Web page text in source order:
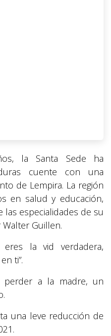
la Santa Sede ha
cuente con una
de Lempira. La región
en salud y educación,
especialidades de su
Guillen.
eres la vid verdadera,
ti”.
perder a la madre, un
una leve reducción de